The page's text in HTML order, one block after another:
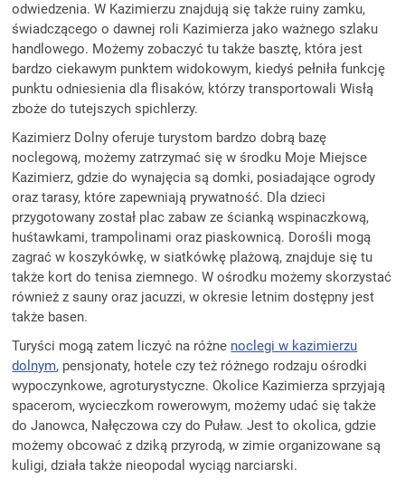
odwiedzenia. W Kazimierzu znajdują się także ruiny zamku,
świadczącego o dawnej roli Kazimierza jako ważnego szlaku
handlowego. Możemy zobaczyć tu także basztę, która jest
bardzo ciekawym punktem widokowym, kiedyś pełniła funkcję
punktu odniesienia dla flisaków, którzy transportowali Wisłą
zboże do tutejszych spichlerzy.
Kazimierz Dolny oferuje turystom bardzo dobrą bazę
noclegową, możemy zatrzymać się w środku Moje Miejsce
Kazimierz, gdzie do wynajęcia są domki, posiadające ogrody
oraz tarasy, które zapewniają prywatność. Dla dzieci
przygotowany został plac zabaw ze ścianką wspinaczkową,
huśtawkami, trampolinami oraz piaskownicą. Dorośli mogą
zagrać w koszykówkę, w siatkówkę plażową, znajduje się tu
także kort do tenisa ziemnego. W ośrodku możemy skorzystać
również z sauny oraz jacuzzi, w okresie letnim dostępny jest
także basen.
Turyści mogą zatem liczyć na różne noclegi w kazimierzu
dolnym, pensjonaty, hotele czy też różnego rodzaju ośrodki
wypoczynkowe, agroturystyczne. Okolice Kazimierza sprzyjają
spacerom, wycieczkom rowerowym, możemy udać się także
do Janowca, Nałęczowa czy do Puław. Jest to okolica, gdzie
możemy obcować z dziką przyrodą, w zimie organizowane są
kuligi, działa także nieopodal wyciąg narciarski.